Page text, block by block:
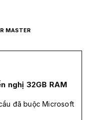
MASTER
nghị 32GB RAM
đã buộc Microsoft